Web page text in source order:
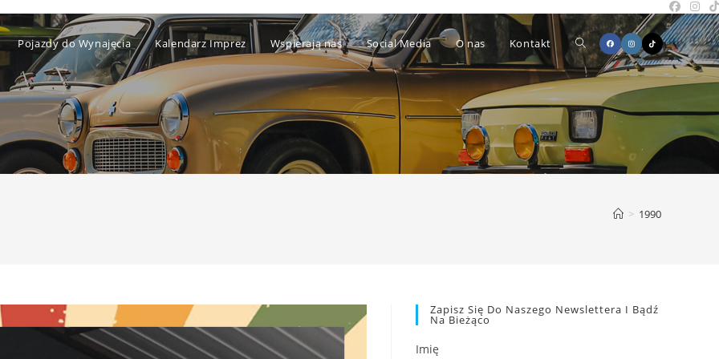
Pojazdy do Wynajęcia Kalendarz Imprez Wspierają nas Social Media O nas Kontakt Toggle
website
search
> 1990
Zapisz Się Do Naszego Newslettera I Bądź
Na Bieżąco
Imię